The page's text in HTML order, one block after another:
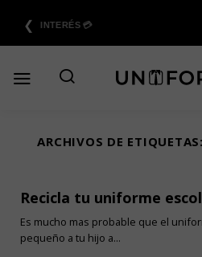
contenido
❮ 6 CUOTAS SIN INTERÉS 💳
ARCHIVOS DE ETIQUETAS:
Recicla tu uniforme
Es mucho mas probable que el
pequeño a tu hijo a...